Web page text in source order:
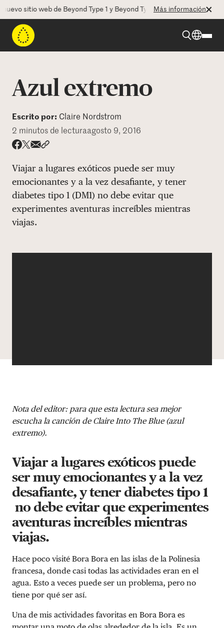
sitio web de Beyond Type 1 y Beyond Type 2! La CEO Deborah
Más información
Recursos
Programas
Quienes somos
Azul extremo
Escrito por: Claire Nordstrom
2 minutos de lecturaagosto 9, 2016
Viajar a lugares exóticos puede ser muy
emocionantes y a la vez desafiante, y tener
diabetes tipo 1 (DM1) no debe evitar que
experimentes aventuras increíbles mientras
viajas.
Nota del editor: para que esta lectura sea mejor
escucha la canción de Claire Into The Blue (azul
extremo).
Viajar a lugares exóticos puede
ser muy emocionantes y a la vez
desafiante, y tener diabetes tipo 1
no debe evitar que experimentes
aventuras increíbles mientras
viajas.
Hace poco visité Bora Bora en las islas de la Polinesia
francesa, donde casi todas las actividades eran en el
agua. Esto a veces puede ser un problema, pero no
tiene por qué ser así.
Una de mis actividades favoritas en Bora Bora es